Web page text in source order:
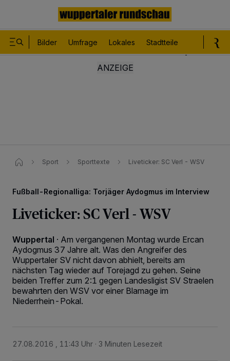
Bilder Umfrage Lokales Stadtteile
Sport Sporttexte Liveticker: SC Verl - WSV
Fußball-Regionalliga: Torjäger Aydogmus im Interview
Liveticker: SC Verl - WSV
Wuppertal · Am vergangenen Montag wurde Ercan
Aydogmus 37 Jahre alt. Was den Angreifer des
Wuppertaler SV nicht davon abhielt, bereits am
nächsten Tag wieder auf Torejagd zu gehen. Seine
beiden Treffer zum 2:1 gegen Landesligist SV Straelen
bewahrten den WSV vor einer Blamage im
Niederrhein-Pokal.
27.08.2016 , 11:43 Uhr 3 Minuten Lesezeit